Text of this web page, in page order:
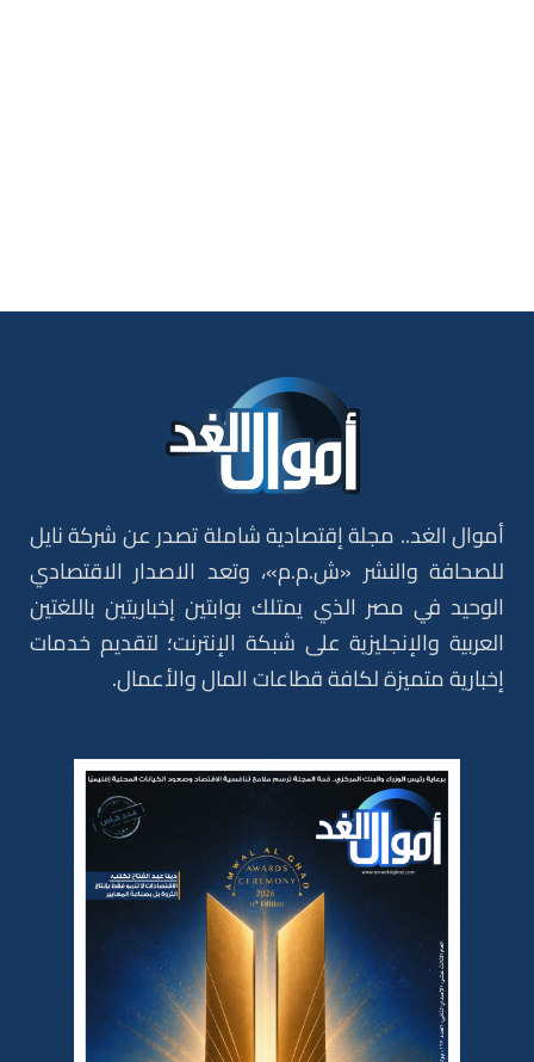
أموال الغد.. مجلة إقتصادية شاملة تصدر عن شركة نايل
للصحافة والنشر «ش.م.م»، وتعد الاصدار الاقتصادي
الوحيد في مصر الذي يمتلك بوابتين إخباريتين باللغتين
العربية والإنجليزية على شبكة الإنترنت؛ لتقديم خدمات
إخبارية متميزة لكافة قطاعات المال والأعمال.